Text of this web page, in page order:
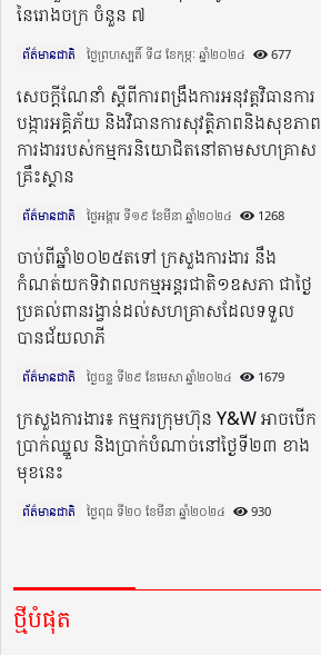
នៃរោងចក្រ ចំនួន ៧
ព័ត៌មានជាតិ ថ្ងៃព្រហស្បតិ៍ ទី៨ ខែកុម្ភៈ ឆ្នាំ២០២៤​ 677
សេចក្តីណែនាំ ស្តីពីការពង្រឹងការអនុវត្តវិធានការ
បង្ការអគ្គិភ័យ និងវិធានការសុវត្ថិភាពនិងសុខភាព
ការងាររបស់កម្មករនិយោជិតនៅតាមសហគ្រាស
គ្រឹះស្ថាន
ព័ត៌មានជាតិ ថ្ងៃអង្គារ ទី១៩ ខែមីនា ឆ្នាំ២០២៤​ 1268
ចាប់ពីឆ្នាំ២០២៥តទៅ ក្រសួងការងារ នឹង
កំណត់យកទិវាពលកម្មអន្តរជាតិ១ឧសភា ជាថ្ងៃ
ប្រគល់ពានរង្វាន់ដល់សហគ្រាសដែលទទួល
បានជ័យលាភី
ព័ត៌មានជាតិ ថ្ងៃចន្ទ ទី២៩ ខែមេសា ឆ្នាំ២០២៤​ 1679
ក្រសួងការងារ៖ កម្មករក្រុមហ៊ុន Y&W អាចបើក
ប្រាក់ឈ្នួល និងប្រាក់បំណាច់នៅថ្ងៃទី២៣ ខាង
មុខនេះ
ព័ត៌មានជាតិ ថ្ងៃពុធ ទី២០ ខែមីនា ឆ្នាំ២០២៤​ 930
ថ្មីបំផុត